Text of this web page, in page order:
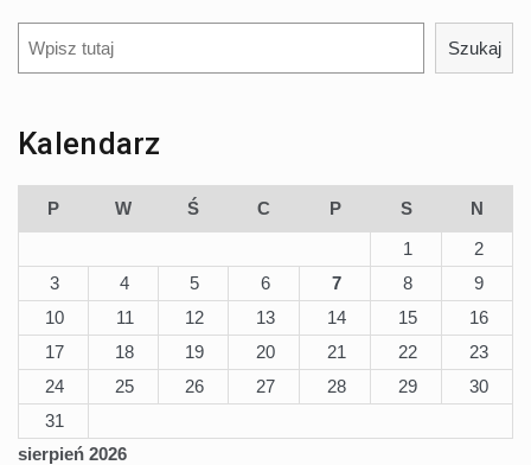
Szukaj
Kalendarz
sierpień 2026
P W Ś C P S
N
1
2
3
4 5 6 7 8
9
10
11 12 13 14 15
16
17
18 19 20 21 22
23
24
25 26 27 28 29
30
31